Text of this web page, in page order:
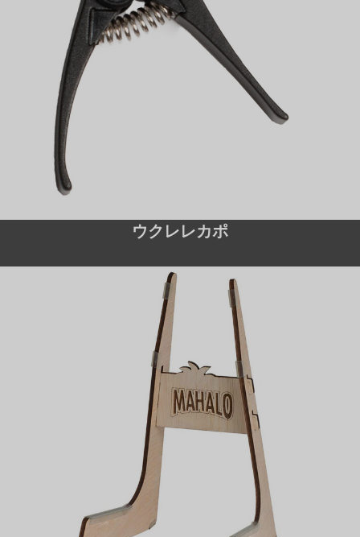
ウクレレカポ